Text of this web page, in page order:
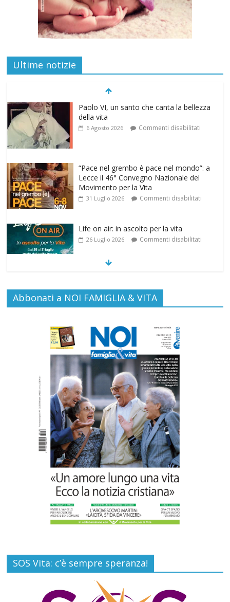
Ultime notizie
Paolo VI, un santo che canta la bellezza
della vita
6 Agosto 2026 Commenti disabilitati
“Pace nel grembo è pace nel mondo”: a
Lecce il 46° Convegno Nazionale del
Movimento per la Vita
31 Luglio 2026 Commenti disabilitati
Life on air: in ascolto per la vita
26 Luglio 2026 Commenti disabilitati
SAMARITANI 2.0: la risposta di Federvita
Emilia Romagna al suicidio assistito per
legge
Gino Soldera nominato Membro della
“Hall of Honor Prenatal Sciences 2026”
16 Luglio 2026 Commenti disabilitati
Carlo Casini, “giusto” perché testimone
della carità sociale
7 Agosto 2026 Commenti disabilitati
Abbonati a NOI FAMIGLIA & VITA
SOS Vita: c’è sempre speranza!